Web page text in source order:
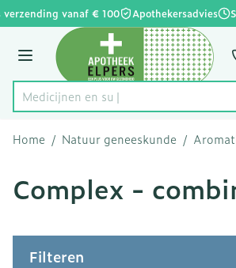
Ga naar de inhoud
1 van 1vanaf € 100 Apothekersadvies
Menu
Product, merk, categorie...
Home / Natuur geneeskunde /
Complex -
Filteren